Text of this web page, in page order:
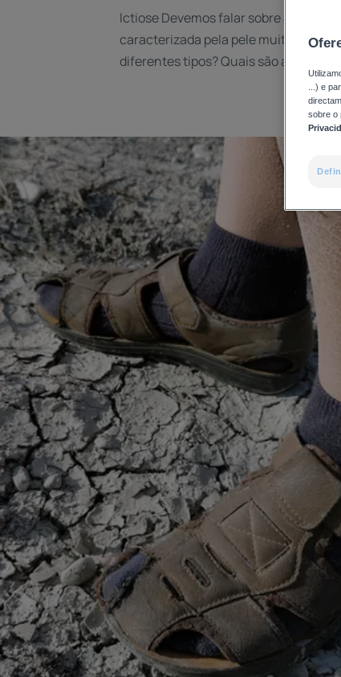
Ictiose Devemos falar sobre a ictiose
caracterizada pela pele muito seca e
diferentes tipos? Quais são as
...) e
sobre o